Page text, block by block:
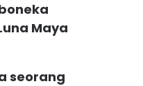
Maya
seorang